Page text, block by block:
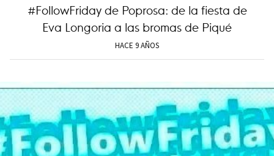
#FollowFriday de Poprosa: de la fiesta de
Eva Longoria a las bromas de Piqué
HACE 9 AÑOS